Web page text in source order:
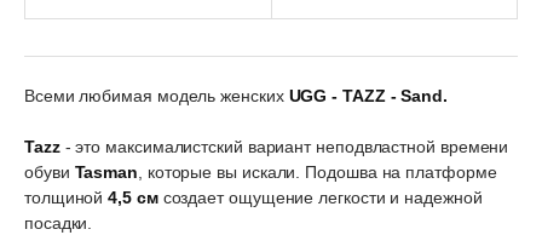
Всеми любимая модель женских UGG - TAZZ - Sand.
Tazz - это максималистский вариант неподвластной времени
обуви Tasman, которые вы искали. Подошва на платформе
толщиной4,5 смсоздает ощущение легкости и надежной
посадки.